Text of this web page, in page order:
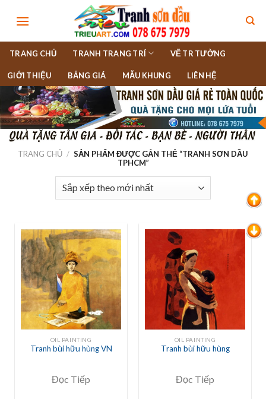
TRANG CHỦ TRANH TRANG TRÍ VẼ TR TƯỜNG
GIỚI THIỆU BẢNG GIÁ MẪU KHUNG LIÊN HỆ
TRANG CHỦ / SẢN PHẨM ĐƯỢC GẮN THẺ “TRANH SƠN DẦU
TPHCM”
OIL PAINTING
Tranh bùi hữu hùng VN
Đọc Tiếp
OIL PAINTING
Tranh bùi hữu hùng
Đọc Tiếp